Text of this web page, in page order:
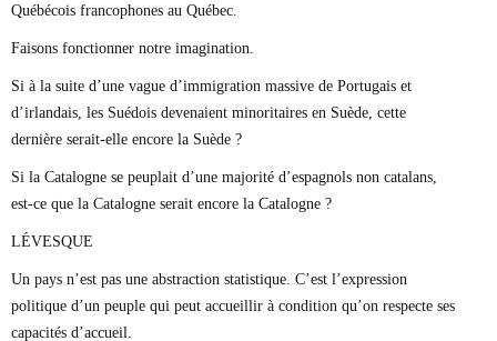
Québécois francophones au Québec.
Faisons fonctionner notre imagination.
Si à la suite d’une vague d’immigration massive de Portugais et
d’irlandais, les Suédois devenaient minoritaires en Suède, cette
dernière serait-elle encore la Suède ?
Si la Catalogne se peuplait d’une majorité d’espagnols non catalans,
est-ce que la Catalogne serait encore la Catalogne ?
LÉVESQUE
Un pays n’est pas une abstraction statistique. C’est l’expression
politique d’un peuple qui peut accueillir à condition qu’on respecte ses
capacités d’accueil.